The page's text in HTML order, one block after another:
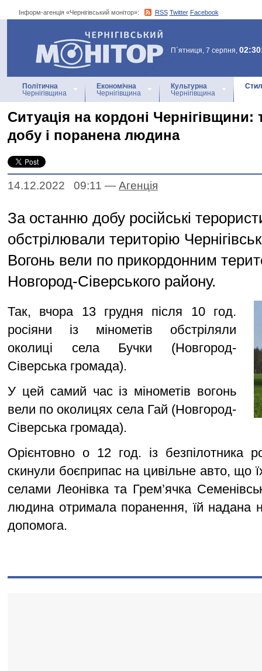
Інформ-агенція «Чернігівський монітор»: RSS Twitter Facebook
Інформ-агенція
«Чернігівський монітор»
П`ятниця, 7 серпня,
Політична
Чернігівщина
Економічна
Чернігівщина
Культурна
Чернігівщина
Ситуація на кордоні Чернігівщини:
добу і поранена людина
14.12.2022 09:11 — Агенцiя
За останню добу російські
обстрілювали територію
Вогонь вели по прикордонним
Новгород-Сіверського району.
Так, вчора 13 грудня після 10 год.
росіяни із мінометів обстріляли
околиці села Бучки (Новгород-
Сіверська громада).
У цей самий час із мінометів вогонь
вели по околицях села Гай (Новгород-
Сіверська громада).
Орієнтовно о 12 год. із безпілотника
скинули боєприпас на цивільне авто, що
селами Леонівка та Грем’ячка
людина отримала поранення, їй надана
допомога.